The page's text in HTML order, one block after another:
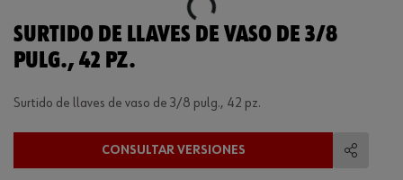
Loading...
SURTIDO DE LLAVES DE VASO DE 3/8
PULG., 42 PZ.
Surtido de llaves de vaso de 3/8 pulg., 42 pz.
CONSULTAR VERSIONES